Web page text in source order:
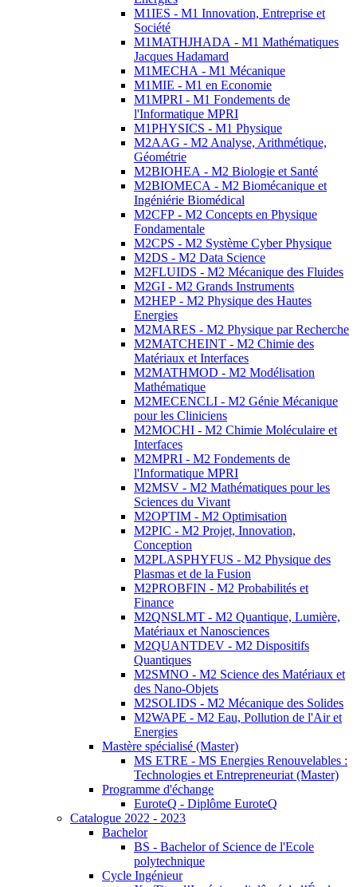
M1IES - M1 Innovation, Entreprise et
Société
M1MATHJHADA - M1 Mathématiques
Jacques Hadamard
M1MECHA - M1 Mécanique
M1MIE - M1 en Economie
M1MPRI - M1 Fondements de
l'Informatique MPRI
M1PHYSICS - M1 Physique
M2AAG - M2 Analyse, Arithmétique,
Géométrie
M2BIOHEA - M2 Biologie et Santé
M2BIOMECA - M2 Biomécanique et
Ingéniérie Biomédical
M2CFP - M2 Concepts en Physique
Fondamentale
M2CPS - M2 Système Cyber Physique
M2DS - M2 Data Science
M2FLUIDS - M2 Mécanique des Fluides
M2GI - M2 Grands Instruments
M2HEP - M2 Physique des Hautes
Energies
M2MARES - M2 Physique par Recherche
M2MATCHEINT - M2 Chimie des
Matériaux et Interfaces
M2MATHMOD - M2 Modélisation
Mathématique
M2MECENCLI - M2 Génie Mécanique
pour les Cliniciens
M2MOCHI - M2 Chimie Moléculaire et
Interfaces
M2MPRI - M2 Fondements de
l'Informatique MPRI
M2MSV - M2 Mathématiques pour les
Sciences du Vivant
M2OPTIM - M2 Optimisation
M2PIC - M2 Projet, Innovation,
Conception
M2PLASPHYFUS - M2 Physique des
Plasmas et de la Fusion
M2PROBFIN - M2 Probabilités et
Finance
M2QNSLMT - M2 Quantique, Lumière,
Matériaux et Nanosciences
M2QUANTDEV - M2 Dispositifs
Quantiques
M2SMNO - M2 Science des Matériaux et
des Nano-Objets
M2SOLIDS - M2 Mécanique des Solides
M2WAPE - M2 Eau, Pollution de l'Air et
Energies
Mastère spécialisé (Master)
MS ETRE - MS Energies Renouvelables :
Technologies et Entrepreneuriat (Master)
Programme d'échange
EuroteQ - Diplôme EuroteQ
Catalogue 2022 - 2023
Bachelor
BS - Bachelor of Science de l'Ecole
polytechnique
Cycle Ingénieur